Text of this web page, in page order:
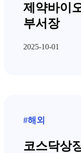
제약바이
부서장
2025-10-01
#해외
코스닥상